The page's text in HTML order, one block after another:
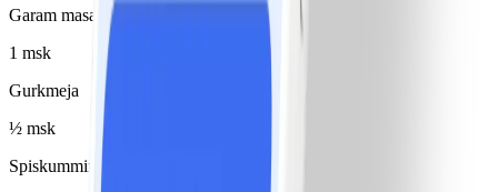
Garam masala, utan socker
1 msk
Gurkmeja
½ msk
Spiskummin